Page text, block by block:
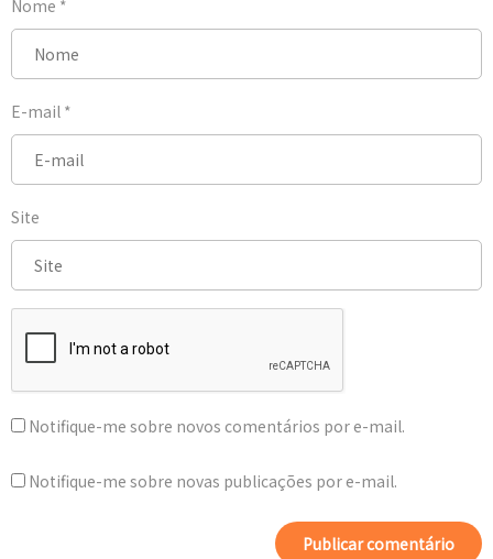
Nome *
E-mail *
Site
Notifique-me sobre novos comentários por e-mail.
Notifique-me sobre novas publicações por e-mail.